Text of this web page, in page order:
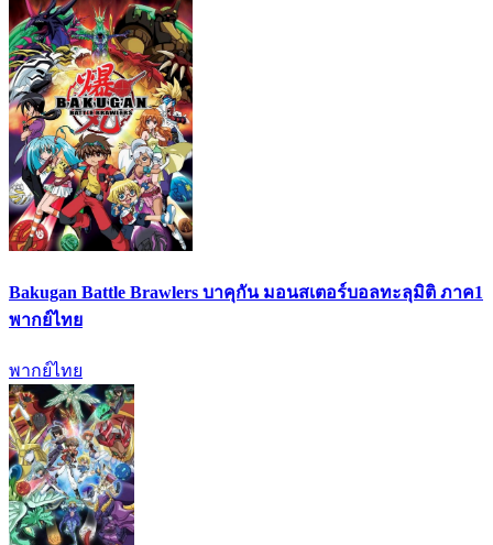
Bakugan Battle Brawlers บาคุกัน มอนสเตอร์บอลทะลุมิติ ภาค1
พากย์ไทย
พากย์ไทย